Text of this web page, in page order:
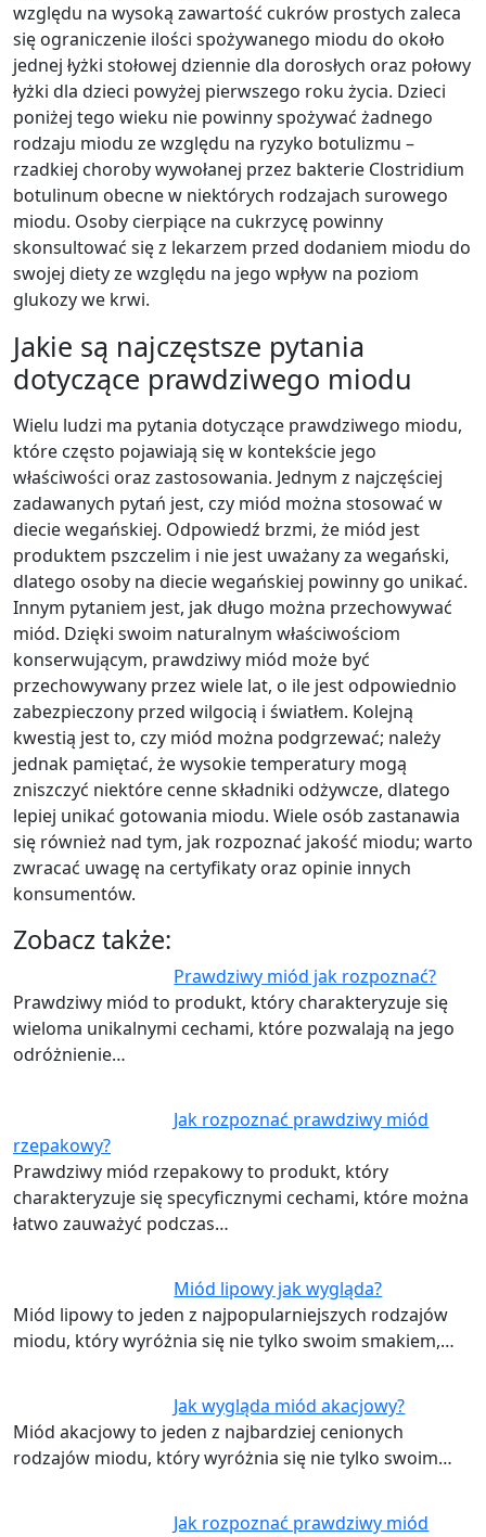
względu na wysoką zawartość cukrów prostych zaleca
się ograniczenie ilości spożywanego miodu do około
jednej łyżki stołowej dziennie dla dorosłych oraz połowy
łyżki dla dzieci powyżej pierwszego roku życia. Dzieci
poniżej tego wieku nie powinny spożywać żadnego
rodzaju miodu ze względu na ryzyko botulizmu –
rzadkiej choroby wywołanej przez bakterie Clostridium
botulinum obecne w niektórych rodzajach surowego
miodu. Osoby cierpiące na cukrzycę powinny
skonsultować się z lekarzem przed dodaniem miodu do
swojej diety ze względu na jego wpływ na poziom
glukozy we krwi.
Jakie są najczęstsze pytania
dotyczące prawdziwego miodu
Wielu ludzi ma pytania dotyczące prawdziwego miodu,
które często pojawiają się w kontekście jego
właściwości oraz zastosowania. Jednym z najczęściej
zadawanych pytań jest, czy miód można stosować w
diecie wegańskiej. Odpowiedź brzmi, że miód jest
produktem pszczelim i nie jest uważany za wegański,
dlatego osoby na diecie wegańskiej powinny go unikać.
Innym pytaniem jest, jak długo można przechowywać
miód. Dzięki swoim naturalnym właściwościom
konserwującym, prawdziwy miód może być
przechowywany przez wiele lat, o ile jest odpowiednio
zabezpieczony przed wilgocią i światłem. Kolejną
kwestią jest to, czy miód można podgrzewać; należy
jednak pamiętać, że wysokie temperatury mogą
zniszczyć niektóre cenne składniki odżywcze, dlatego
lepiej unikać gotowania miodu. Wiele osób zastanawia
się również nad tym, jak rozpoznać jakość miodu; warto
zwracać uwagę na certyfikaty oraz opinie innych
konsumentów.
Zobacz także:
Prawdziwy miód jak rozpoznać?
Prawdziwy miód to produkt, który charakteryzuje się
wieloma unikalnymi cechami, które pozwalają na jego
odróżnienie…
Jak rozpoznać prawdziwy miód
rzepakowy?
Prawdziwy miód rzepakowy to produkt, który
charakteryzuje się specyficznymi cechami, które można
łatwo zauważyć podczas…
Miód lipowy jak wygląda?
Miód lipowy to jeden z najpopularniejszych rodzajów
miodu, który wyróżnia się nie tylko swoim smakiem,…
Jak wygląda miód akacjowy?
Miód akacjowy to jeden z najbardziej cenionych
rodzajów miodu, który wyróżnia się nie tylko swoim…
Jak rozpoznać prawdziwy miód